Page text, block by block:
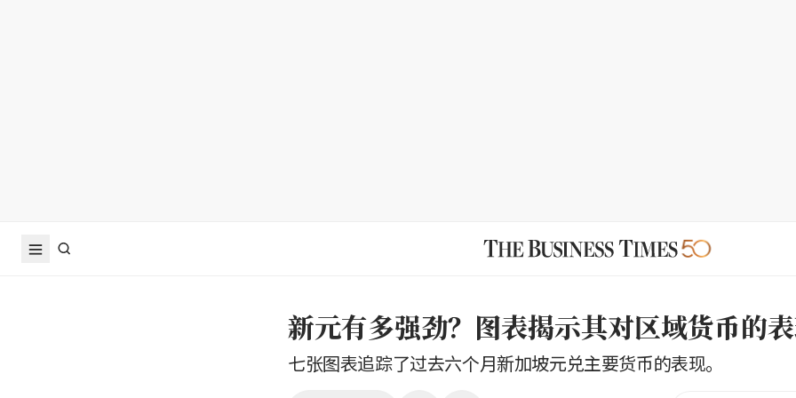
新元有多强劲？图表揭示其对区域货币的
七张图表追踪了过去六个月新加坡元兑主要货币的表现。